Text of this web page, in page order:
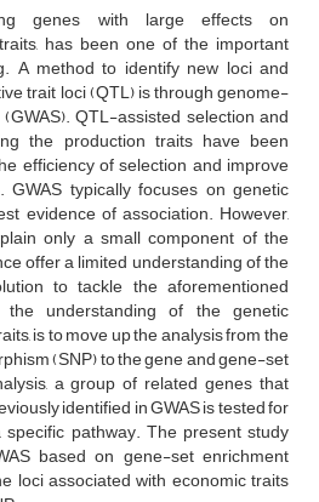
genes with large effects on
has been one of the important
A method to identify new loci and
trait loci (QTL) is through genome-
QTL-assisted selection and
the production traits have been
efficiency of selection and improve
GWAS typically focuses on genetic
evidence of association. However,
only a small component of the
offer a limited understanding of the
to tackle the aforementioned
the understanding of the genetic
is to move up the analysis from the
(SNP) to the gene and gene-set
a group of related genes that
identified in GWAS is tested for
pathway. The present study
based on gene-set enrichment
loci associated with economic traits